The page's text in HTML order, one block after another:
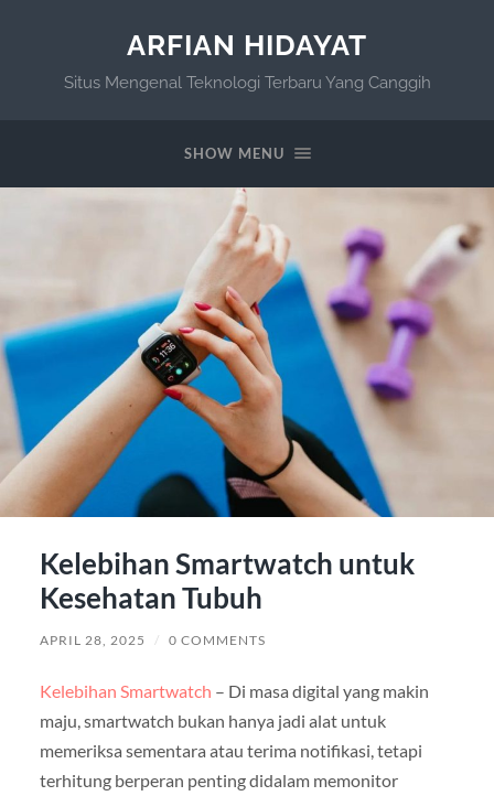
ARFIAN HIDAYAT
Situs Mengenal Teknologi Terbaru Yang Canggih
SHOW MENU
Kelebihan Smartwatch untuk
Kesehatan Tubuh
APRIL 28, 2025 / 0 COMMENTS
Kelebihan Smartwatch – Di masa digital yang makin
maju, smartwatch bukan hanya jadi alat untuk
memeriksa sementara atau terima notifikasi, tetapi
terhitung berperan penting didalam memonitor